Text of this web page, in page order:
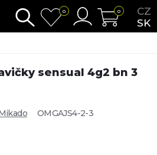
CZ
SK
0 0
sensual 4g2 bn 3
OMGAJS4-2-3